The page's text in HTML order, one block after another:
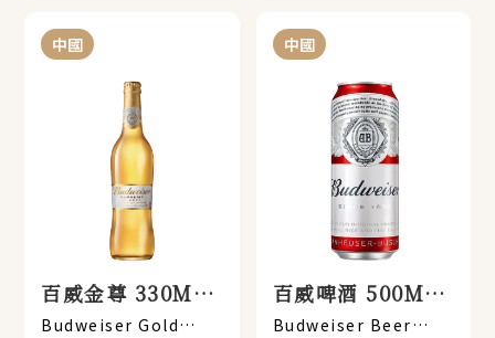
中國
百威金尊 330ML
(瓶裝)x24瓶
Budweiser Gold
中國
百威啤酒 500ML
(罐裝)x12入
Budweiser Beer